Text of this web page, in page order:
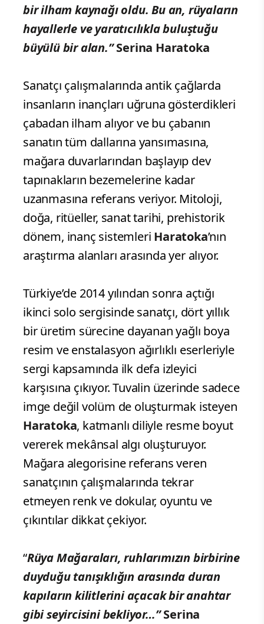
bir ilham kaynağı oldu. Bu an, rüyaların
hayallerle ve yaratıcılıkla buluştuğu
büyülü bir alan.”Serina Haratoka
Sanatçı çalışmalarında antik çağlarda
insanların inançları uğruna gösterdikleri
çabadan ilham alıyor ve bu çabanın
sanatın tüm dallarına yansımasına,
mağara duvarlarından başlayıp dev
tapınakların bezemelerine kadar
uzanmasına referans veriyor. Mitoloji,
doğa, ritüeller, sanat tarihi, prehistorik
dönem, inanç sistemleri Haratoka’nın
araştırma alanları arasında yer alıyor.
Türkiye’de 2014 yılından sonra açtığı
ikinci solo sergisinde sanatçı, dört yıllık
bir üretim sürecine dayanan yağlı boya
resim ve enstalasyon ağırlıklı eserleriyle
sergi kapsamında ilk defa izleyici
karşısına çıkıyor. Tuvalin üzerinde sadece
imge değil volüm de oluşturmak isteyen
Haratoka, katmanlı diliyle resme boyut
vererek mekânsal algı oluşturuyor.
Mağara alegorisine referans veren
sanatçının çalışmalarında tekrar
etmeyen renk ve dokular, oyuntu ve
çıkıntılar dikkat çekiyor.
“Rüya Mağaraları, ruhlarımızın birbirine
duyduğu tanışıklığın arasında duran
kapıların kilitlerini açacak bir anahtar
gibi seyircisini bekliyor…”Serina